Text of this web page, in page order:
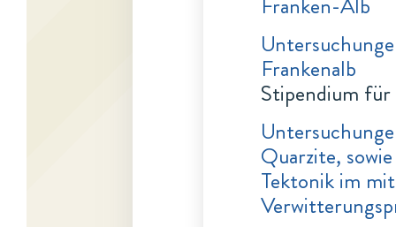
Frankenalb
Stipendium für
Quarzite,
Tektonik im